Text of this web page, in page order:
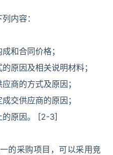
内容：
和合同价格；
原因及相关说明材料；
商的方式及原因；
交供应商的原因；
的原因。 [2-3]
的采购项目，可以采用竞